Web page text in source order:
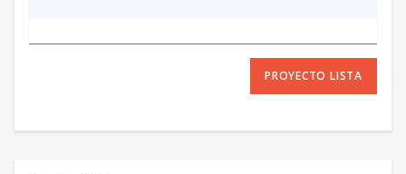
PROYECTO LISTA